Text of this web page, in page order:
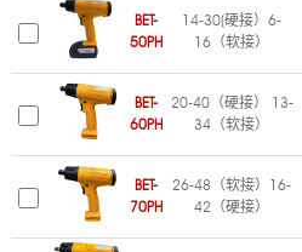
BET-
50PH
14-30(硬接）6-
16（软接）
BET-
60PH
20-40（硬接） 13-
34（软接）
BET-
70PH
26-48（软接）16-
42（硬接）